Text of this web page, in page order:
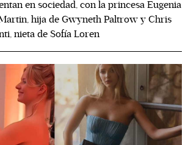
en sociedad, con la princesa Eugenia
hija de Gwyneth Paltrow y Chris
nieta de Sofía Loren